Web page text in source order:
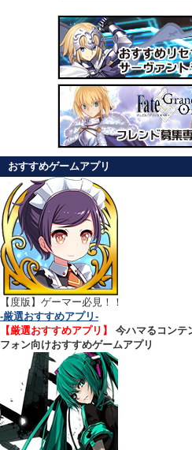
おすすめゲームアプリ
【 度版】ゲーマー必見！！
-厳選おすすめアプリ-
【厳選おすすめアプリ】
今ハマるコンテ
フォン向けおすすめゲームアプリ